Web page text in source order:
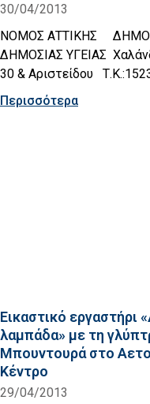
30/04/2013
ΝΟΜΟΣ ΑΤΤΙΚΗΣ
ΔΗΜΟΣΙΑΣ ΥΓΕΙΑΣ
30 & Αριστείδου
Περισσότερα
Εικαστικό εργαστήρι
λαμπάδα» με τη
Μπουντουρά στο
Κέντρο
29/04/2013